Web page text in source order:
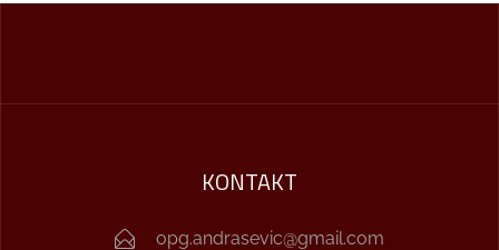
KONTAKT
opg.andrasevic@gmail.com